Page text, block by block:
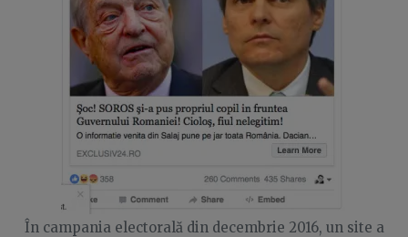
În campania electorală din decembrie 2016, un site a